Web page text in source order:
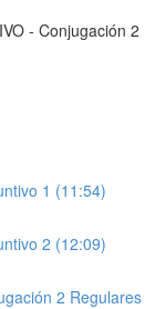
- Conjugación 2
1 (11:54)
2 (12:09)
2 Regulares